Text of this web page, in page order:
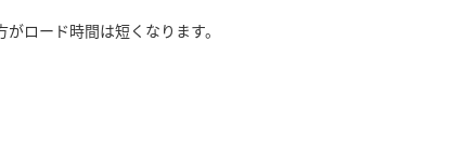
ロード時間は短くなります。